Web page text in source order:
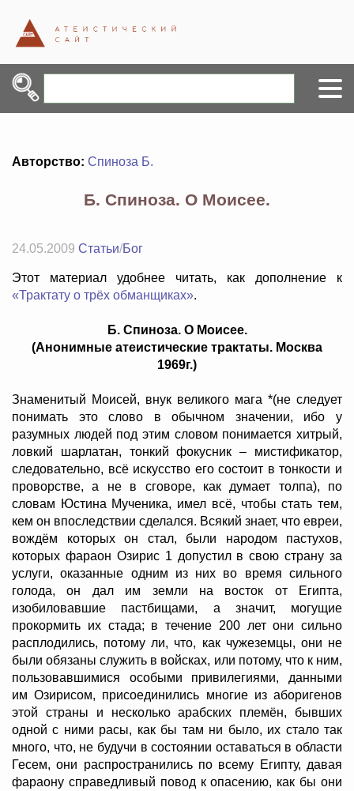
Авторство: Спиноза Б.
Б. Спиноза. О Моисее.
24.05.2009 Статьи/Бог
Этот материал удобнее читать, как дополнение к
«Трактату о трёх обманщиках».
Б. Спиноза. О Моисее.
(Анонимные атеистические трактаты. Москва
1969г.)
Знаменитый Моисей, внук великого мага *(не следует
понимать это слово в обычном значении, ибо у
разумных людей под этим словом понимается хитрый,
ловкий шарлатан, тонкий фокусник – мистификатор,
следовательно, всё искусство его состоит в тонкости и
проворстве, а не в сговоре, как думает толпа), по
словам Юстина Мученика, имел всё, чтобы стать тем,
кем он впоследствии сделался. Всякий знает, что евреи,
вождём которых он стал, были народом пастухов,
которых фараон Озирис 1 допустил в свою страну за
услуги, оказанные одним из них во время сильного
голода, он дал им земли на восток от Египта,
изобиловавшие пастбищами, а значит, могущие
прокормить их стада; в течение 200 лет они сильно
расплодились, потому ли, что, как чужеземцы, они не
были обязаны служить в войсках, или потому, что к ним,
пользовавшимися особыми привилегиями, данными
им Озирисом, присоединились многие из аборигенов
этой страны и несколько арабских племён, бывших
одной с ними расы, как бы там ни было, их стало так
много, что, не будучи в состоянии оставаться в области
Гесем, они распространились по всему Египту, давая
фараону справедливый повод к опасению, как бы они